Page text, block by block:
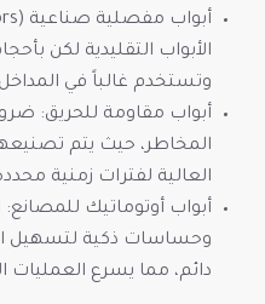
الأبواب التقليدية لكن
وتستخدم غالباً في
أبواب مقاومة للحريق:
المخاطر، حيث يتم
العالية لفترات زمنية
أبواب أوتوماتيك
وحساسات ذكية لتسهيل
دائم، مما يسرع العمليات